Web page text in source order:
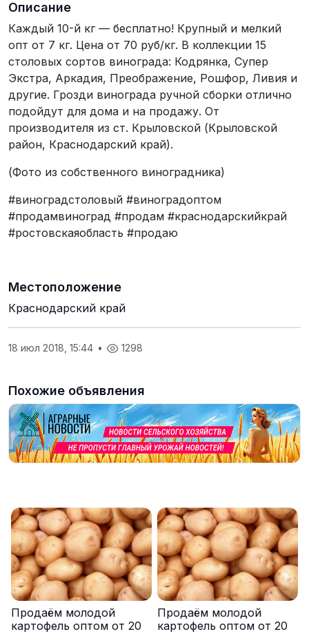
Описание
Каждый 10-й кг — бесплатно! Крупный и мелкий
опт от 7 кг. Цена от 70 руб/кг. В коллекции 15
столовых сортов винограда: Кодрянка, Супер
Экстра, Аркадия, Преображение, Рошфор, Ливия и
другие. Грозди винограда ручной сборки отлично
подойдут для дома и на продажу. От
производителя из ст. Крыловской (Крыловской
район, Краснодарский край).
(Фото из собственного виноградника)
#виноградстоловый #виноградоптом
#продамвиноград #продам #краснодарскийкрай
#ростовскаяобласть #продаю
Местоположение
Краснодарский край
18 июл 2018, 15:44 • 1298
Похожие объявления
Продаём молодой
картофель оптом от 20
Продаём молодой
картофель оптом от 20